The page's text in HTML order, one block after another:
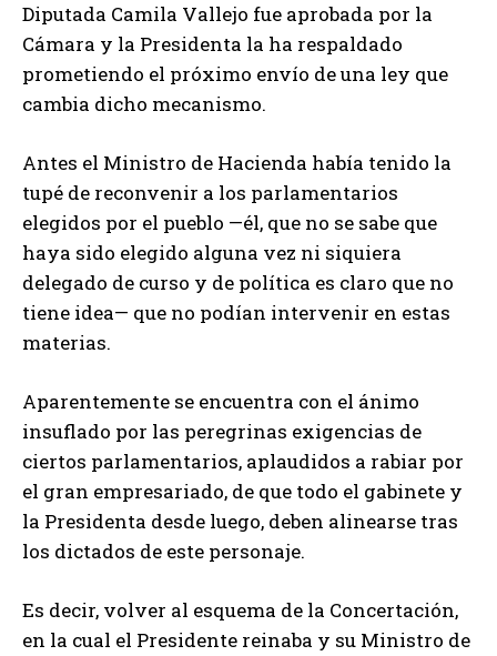
Diputada Camila Vallejo fue aprobada por la
Cámara y la Presidenta la ha respaldado
prometiendo el próximo envío de una ley que
cambia dicho mecanismo.
Antes el Ministro de Hacienda había tenido la
tupé de reconvenir a los parlamentarios
elegidos por el pueblo —él, que no se sabe que
haya sido elegido alguna vez ni siquiera
delegado de curso y de política es claro que no
tiene idea— que no podían intervenir en estas
materias.
Aparentemente se encuentra con el ánimo
insuflado por las peregrinas exigencias de
ciertos parlamentarios, aplaudidos a rabiar por
el gran empresariado, de que todo el gabinete y
la Presidenta desde luego, deben alinearse tras
los dictados de este personaje.
Es decir, volver al esquema de la Concertación,
en la cual el Presidente reinaba y su Ministro de